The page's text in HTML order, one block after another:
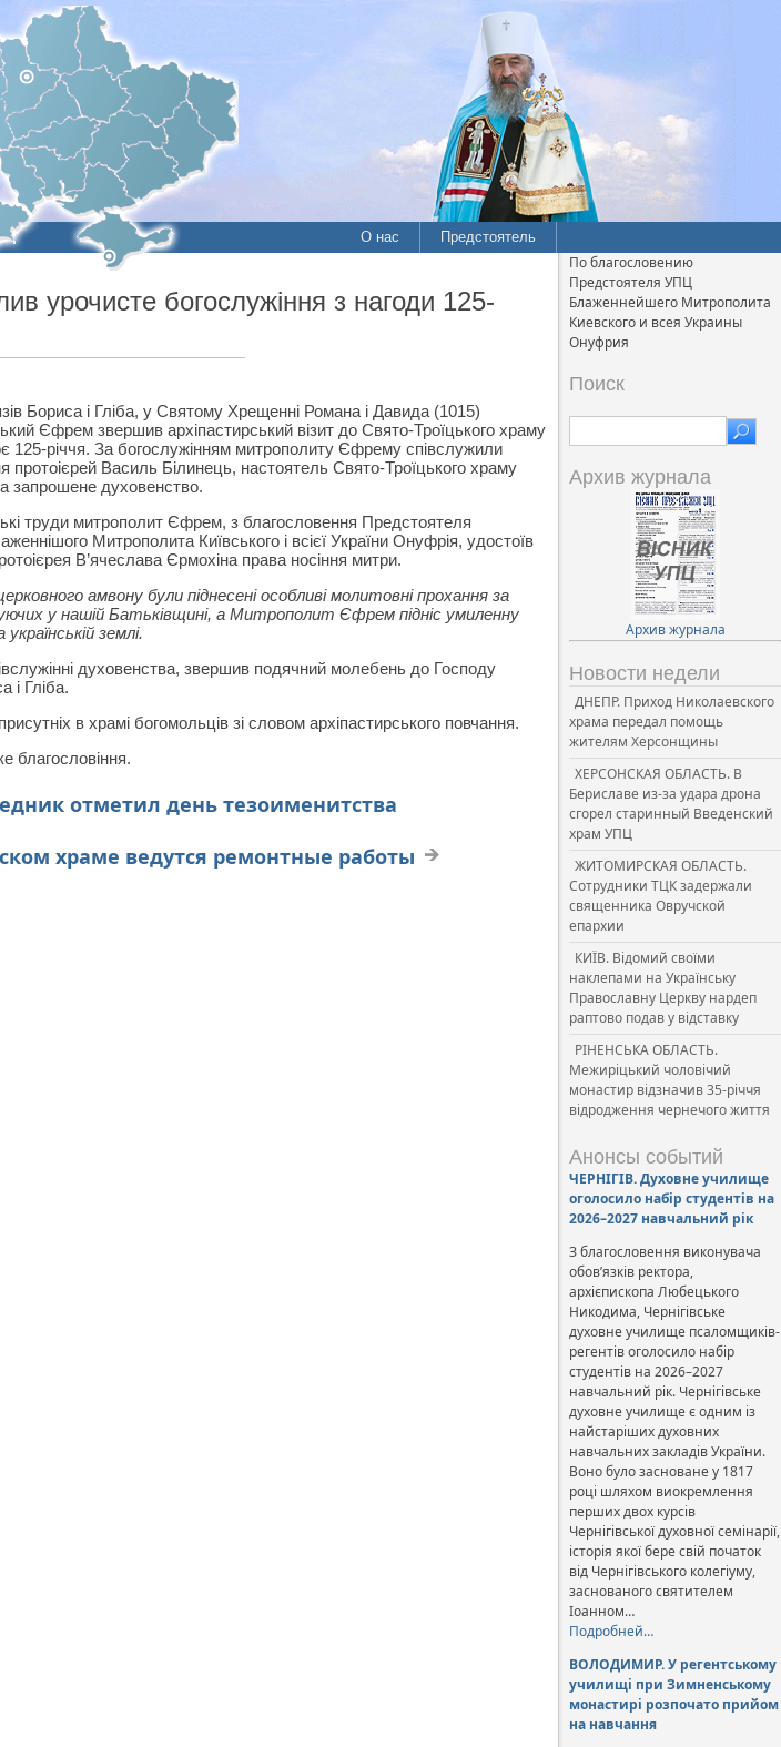
О нас Предстоятель
богослужіння з нагоди 125-
Бориса і Гліба, у Святому Хрещенні Романа і Давида (1015)
Єфрем звершив архіпастирський візит до Свято-Троїцького храму
125-річчя. За богослужінням митрополиту Єфрему співслужили
протоієрей Василь Білинець, настоятель Свято-Троїцького храму
запрошене духовенство.
труди митрополит Єфрем, з благословення Предстоятеля
Митрополита Київського і всієї України Онуфрія, удостоїв
В’ячеслава Єрмохіна права носіння митри.
амвону були піднесені особливі молитовні прохання за
у нашій Батьківщині, а Митрополит Єфрем підніс умиленну
землі.
духовенства, звершив подячний молебень до Господу
і Гліба.
в храмі богомольців зі словом архіпастирського повчання.
благословіння.
отметил день тезоименитства
храме ведутся ремонтные работы
По благословению
Предстоятеля УПЦ
Блаженнейшего Митрополита
Киевского и всея Украины
Онуфрия
Поиск
Архив журнала
Архив журнала
Новости недели
ДНЕПР. Приход Николаевского
храма передал помощь
жителям Херсонщины
ХЕРСОНСКАЯ ОБЛАСТЬ. В
Бериславе из-за удара дрона
сгорел старинный Введенский
храм УПЦ
ЖИТОМИРСКАЯ ОБЛАСТЬ.
Сотрудники ТЦК задержали
священника Овручской
епархии
КИЇВ. Відомий своїми
наклепами на Українську
Православну Церкву нардеп
раптово подав у відставку
РІНЕНСЬКА ОБЛАСТЬ.
Межиріцький чоловічий
монастир відзначив 35-річчя
відродження чернечого життя
Анонсы событий
ЧЕРНІГІВ. Духовне училище
оголосило набір студентів на
2026–2027 навчальний рік
З благословення виконувача
обов’язків ректора,
архієпископа Любецького
Никодима, Чернігівське
духовне училище псаломщиків-
регентів оголосило набір
студентів на 2026–2027
навчальний рік. Чернігівське
духовне училище є одним із
найстаріших духовних
навчальних закладів України.
Воно було засноване у 1817
році шляхом виокремлення
перших двох курсів
Чернігівської духовної семінарії,
історія якої бере свій початок
від Чернігівського колегіуму,
заснованого святителем
Іоанном…
Подробней…
ВОЛОДИМИР. У регентському
училищі при Зимненському
монастирі розпочато прийом
на навчання